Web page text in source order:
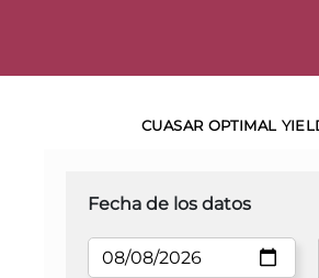
CUASAR OPTIMAL
Fecha de los datos